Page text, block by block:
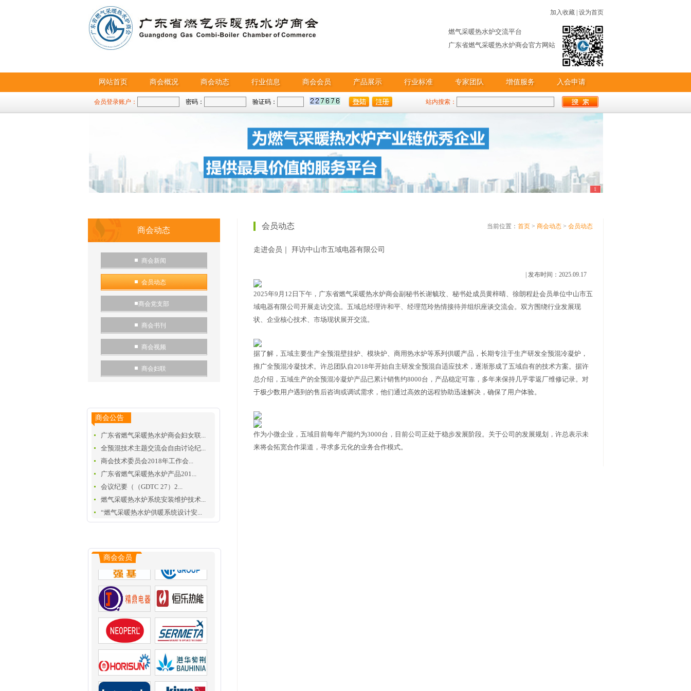
加入收藏| 设为首页
燃气采暖热水炉交流平台
广东省燃气采暖热水炉商会官方网站
网站首页 商会概况 商会动态 行业信息 商会会员 产品展示 行业标准 专家团队 增值服务 入会申请
会员登录账户： 密码： 验证码： 站内搜索：
1
商会动态
商会新闻
会员动态
商会党支部
商会书刊
商会视频
商会妇联
商会公告
广东省燃气采暖热水炉商会妇女联...
全预混技术主题交流会自由讨论纪...
商会技术委员会2018年工作会...
广东省燃气采暖热水炉产品201...
会议纪要（（GDTC 27）2...
燃气采暖热水炉系统安装维护技术...
“燃气采暖热水炉供暖系统设计安...
商会会员
会员动态 当前位置： 首页> 商会动态> 会员动态
走进会员｜ 拜访中山市五域电器有限公司
| 发布时间：2025.09.17
2025年9月12日下午，广东省燃气采暖热水炉商会副秘书长谢毓玟、秘书处成员黄梓晴、徐朗程赴会员单位中山市五
域电器有限公司开展走访交流。五域总经理许和平、经理范玲热情接待并组织座谈交流会。双方围绕行业发展现
状、企业核心技术、市场现状展开交流。
据了解，五域主要生产全预混壁挂炉、模块炉、商用热水炉等系列供暖产品，长期专注于生产研发全预混冷凝炉，
推广全预混冷凝技术。许总团队自2018年开始自主研发全预混自适应技术，逐渐形成了五域自有的技术方案。据许
总介绍，五域生产的全预混冷凝炉产品已累计销售约8000台，产品稳定可靠，多年来保持几乎零返厂维修记录。对
于极少数用户遇到的售后咨询或调试需求，他们通过高效的远程协助迅速解决，确保了用户体验。
作为小微企业，五域目前每年产能约为3000台，目前公司正处于稳步发展阶段。关于公司的发展规划，许总表示未
来将会拓宽合作渠道，寻求多元化的业务合作模式。